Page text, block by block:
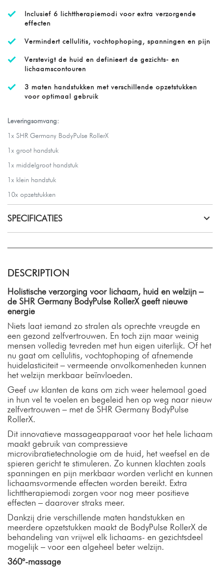
Inclusief 6 lichttherapiemodi voor extra verzorgende
effecten
Vermindert cellulitis, vochtophoping, spanningen en pijn
Verstevigt de huid en definieert de gezichts- en
lichaamscontouren
3 maten handstukken met verschillende opzetstukken
voor optimaal gebruik
Leveringsomvang:
1x SHR Germany BodyPulse RollerX
1x groot handstuk
1x middelgroot handstuk
1x klein handstuk
10x opzetstukken
SPECIFICATIES
DESCRIPTION
Holistische verzorging voor lichaam, huid en welzijn –
de SHR Germany BodyPulse RollerX geeft nieuwe
energie
Niets laat iemand zo stralen als oprechte vreugde en
een gezond zelfvertrouwen. En toch zijn maar weinig
mensen volledig tevreden met hun eigen uiterlijk. Of het
nu gaat om cellulitis, vochtophoping of afnemende
huidelasticiteit – vermeende onvolkomenheden kunnen
het welzijn merkbaar beïnvloeden.
Geef uw klanten de kans om zich weer helemaal goed
in hun vel te voelen en begeleid hen op weg naar nieuw
zelfvertrouwen – met de SHR Germany BodyPulse
RollerX.
Dit innovatieve massageapparaat voor het hele lichaam
maakt gebruik van compressieve
microvibratietechnologie om de huid, het weefsel en de
spieren gericht te stimuleren. Zo kunnen klachten zoals
spanningen en pijn merkbaar worden verlicht en kunnen
lichaamsvormende effecten worden bereikt. Extra
lichttherapiemodi zorgen voor nog meer positieve
effecten – daarover straks meer.
Dankzij drie verschillende maten handstukken en
meerdere opzetstukken maakt de BodyPulse RollerX de
behandeling van vrijwel elk lichaams- en gezichtsdeel
mogelijk – voor een algeheel beter welzijn.
360°-massage